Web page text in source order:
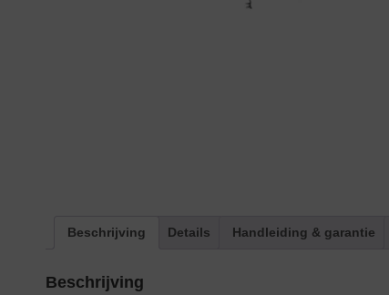
Beschrijving Details Handleiding & garantie
Beschrijving